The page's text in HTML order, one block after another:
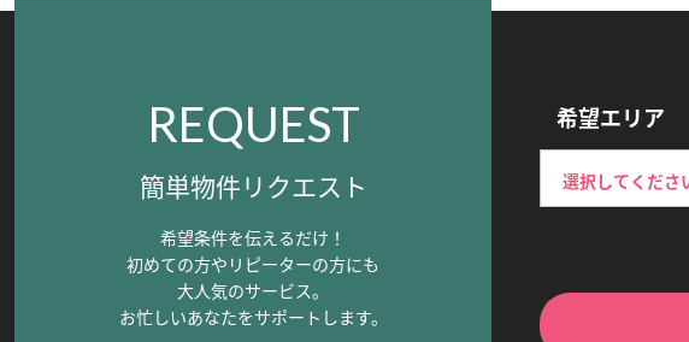
REQUEST
簡単物件リクエスト
希望条件を伝えるだけ！
初めての方やリピーターの方にも
大人気のサービス。
お忙しいあなたをサポートします。
希望エリア